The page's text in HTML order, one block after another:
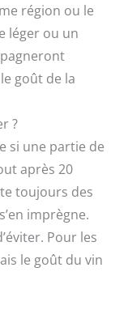
région ou le
léger ou un
goût de la
?
si une partie de
après 20
toujours des
imprègne.
Pour les
le goût du vin